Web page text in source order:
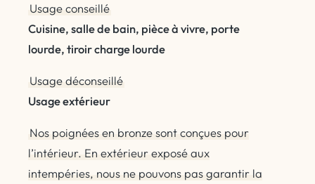
Usage conseillé
Cuisine, salle de bain, pièce à vivre, porte
lourde, tiroir charge lourde
Usage déconseillé
Usage extérieur
Nos poignées en bronze sont conçues pour
l’intérieur. En extérieur exposé aux
intempéries, nous ne pouvons pas garantir la